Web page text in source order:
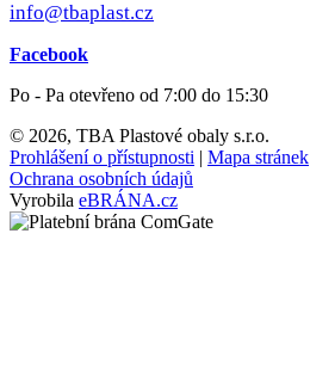
info@tbaplast.cz
Facebook
Po - Pa otevřeno od 7:00 do 15:30
© 2026, TBA Plastové obaly s.r.o.
Prohlášení o přístupnosti | Mapa stránek
Ochrana osobních údajů
Vyrobila eBRÁNA.cz